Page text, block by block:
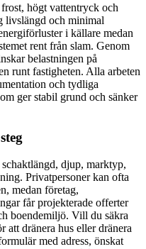
högt vattentryck och
livslängd och minimal
i källare medan
rent från slam. Genom
belastningen på
runt fastigheten. Alla arbeten
och tydliga
ger stabil grund och sänker
djup, marktyp,
Privatpersoner kan ofta
medan företag,
får projekterade offerter
boendemiljö. Vill du säkra
dränera hus eller dränera
med adress, önskat